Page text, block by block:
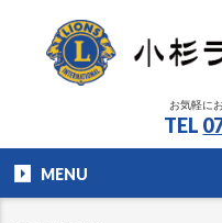
お気軽に
TEL
MENU